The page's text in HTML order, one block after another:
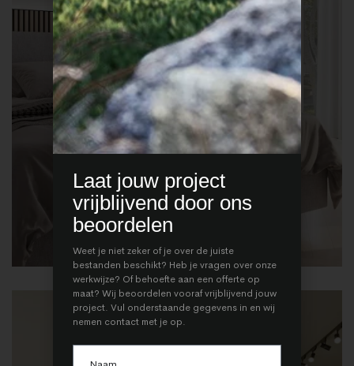
Laat jouw project
vrijblijvend door ons
beoordelen
Weet je niet zeker of je over de juiste
bestanden beschikt? Heb je vragen over onze
werkwijze? Of behoefte aan een offerte op
maat? Wij beoordelen vooraf vrijblijvend jouw
project. Vul onderstaande gegevens in en wij
nemen contact met je op.